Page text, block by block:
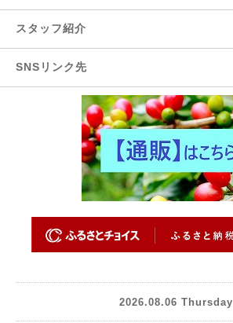
スタッフ紹介
SNSリンク先
2026.08.06 Thursday